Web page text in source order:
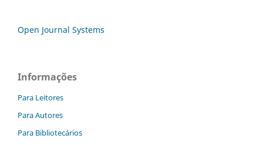
Open Journal Systems
Informações
Para Leitores
Para Autores
Para Bibliotecários